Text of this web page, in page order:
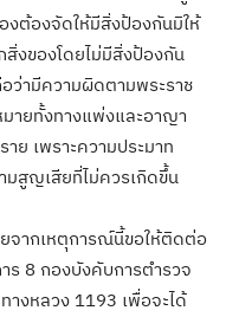
งต้องจัดให้มีสิ่งป้องกันมิให้
งของโดยไม่มีสิ่งป้องกัน
ว่ามีความผิดตามพระราช
ายทั้งทางแพ่งและอาญา
ย เพราะความประมาท
มสูญเสียที่ไม่ควรเกิดขึ้น
ยจากเหตุการณ์นี้ขอให้ติดต่อ
ร 8 กองบังคับการตำรวจ
างหลวง 1193 เพื่อจะได้